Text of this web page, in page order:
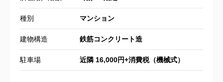
種別 マンション
建物構造 鉄筋コンクリート造
駐車場 近隣 16,000円+消費税（機械式）